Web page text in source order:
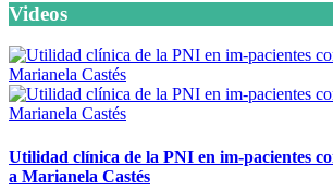
Videos
Utilidad clínica de la PNI en im-pacientes
a Marianela Castés